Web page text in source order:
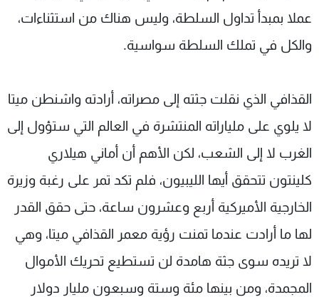
عملا بمبدأ تداول السلطة، وليس هناك من استثناءات،
والكل في تملك السلطة سواسية.
القذافي الذي نقلت جثته إلى مصراته، أرادته واشنطن ميتا
لا يلوي على ملياراته المنتشرة في العالم التي ستؤول إلى
الغرب لا إلى الشعب، لكن الأهم أن أماني هيلاري
كلينتون تتحقق أيها الليبيون، فلم تكد تمر على رغبة وزيرة
الخارجية الأميركية أربع وعشرون ساعة، حتى حقق القدر
لها ما أرادت عندما تمنت رؤية معمر القذافي ميتا، وهي
لا تريده سوى جثة هامدة لن تستطيع تحريك الأموال
المجمدة، ومن بينها مئة وستة وسبعون مليار دولار